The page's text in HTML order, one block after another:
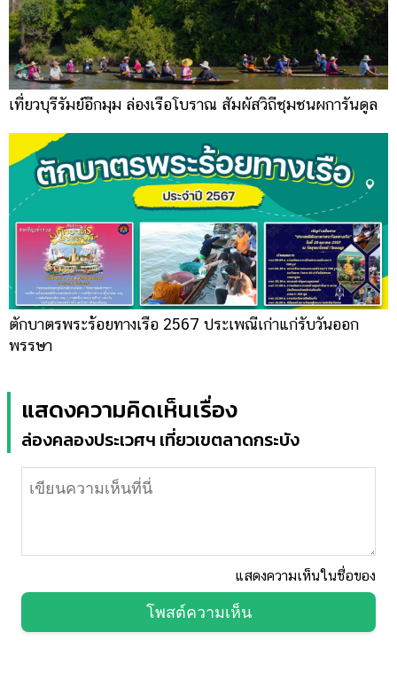
เที่ยวบุรีรัมย์อีกมุม ล่องเรือโบราณ สัมผัสวิถีชุมชนผการันดูล
ตักบาตรพระร้อยทางเรือ 2567 ประเพณีเก่าแก่รับวันออก
พรรษา
แสดงความคิดเห็นเรื่อง
ล่องคลองประเวศฯ เที่ยวเขตลาดกระบัง
แสดงความเห็นในชื่อของ
โพสต์ความเห็น